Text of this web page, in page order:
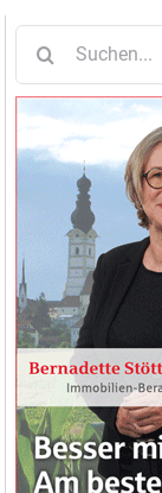
nach: